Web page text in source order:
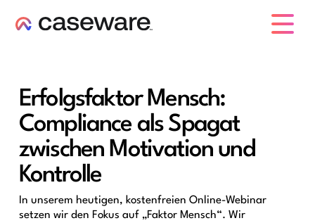
Erfolgsfaktor Mensch:
Compliance als Spagat
zwischen Motivation und
Kontrolle
In unserem heutigen, kostenfreien Online-Webinar
setzen wir den Fokus auf „Faktor Mensch“. Wir